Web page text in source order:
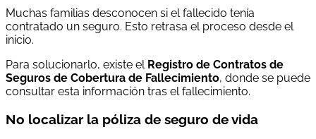
Muchas familias desconocen si el fallecido tenía
contratado un seguro. Esto retrasa el proceso desde el
inicio.
Para solucionarlo, existe el Registro de Contratos de
Seguros de Cobertura de Fallecimiento, donde se puede
consultar esta información tras el fallecimiento.
No localizar la póliza de seguro de vida